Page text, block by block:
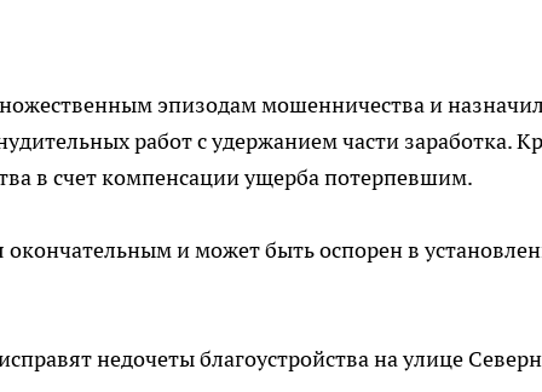
эпизодам мошенничества и
работ с удержанием части заработка.
в счет компенсации ущерба потерпевшим.
и может быть оспорен в
недочеты благоустройства на улице